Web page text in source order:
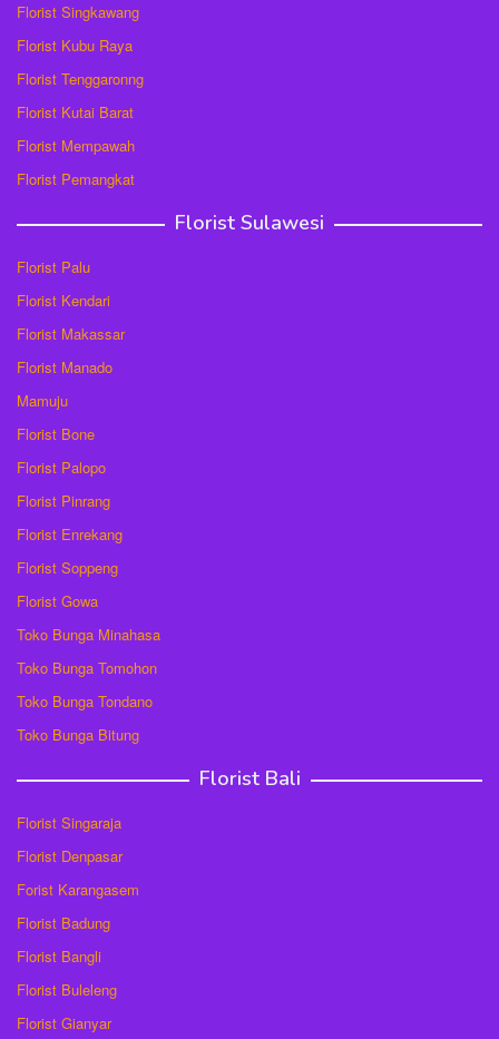
Florist Singkawang
Florist Kubu Raya
Florist Tenggaronng
Florist Kutai Barat
Florist Mempawah
Florist Pemangkat
Florist Sulawesi
Florist Palu
Florist Kendari
Florist Makassar
Florist Manado
Mamuju
Florist Bone
Florist Palopo
Florist Pinrang
Florist Enrekang
Florist Soppeng
Florist Gowa
Toko Bunga Minahasa
Toko Bunga Tomohon
Toko Bunga Tondano
Toko Bunga Bitung
Florist Bali
Florist Singaraja
Florist Denpasar
Forist Karangasem
Florist Badung
Florist Bangli
Florist Buleleng
Florist Gianyar